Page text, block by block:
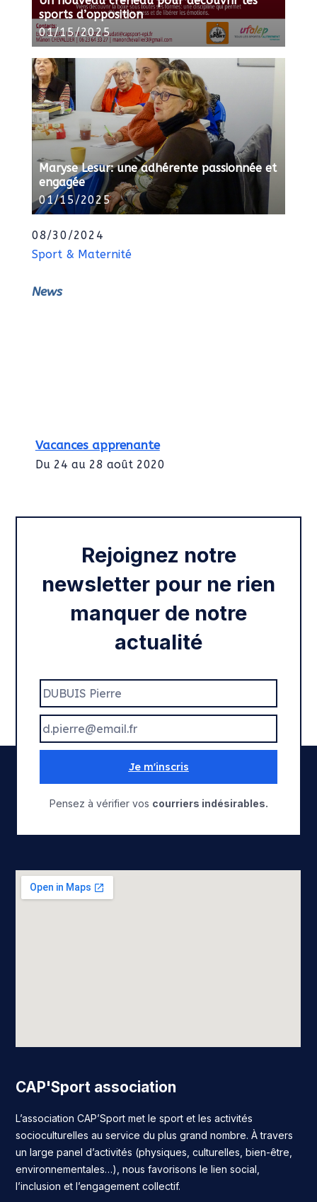
sports d’opposition
01/15/2025
Maryse Lesur: une adhérente passionnée et
engagée
01/15/2025
08/30/2024
Sport & Maternité
News
Vacances apprenante
Du 24 au 28 août 2020
Rentrée 2020
Rejoignez notre
newsletter pour ne rien
manquer de notre
actualité
Je m'inscris
Pensez à vérifier vos courriers indésirables.
CAP'Sport association
L’association CAP’Sport met le sport et les activités
socioculturelles au service du plus grand nombre. À travers
un large panel d’activités (physiques, culturelles, bien-être,
environnementales…), nous favorisons le lien social,
l’inclusion et l’engagement collectif.